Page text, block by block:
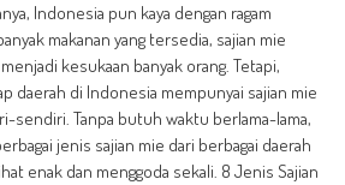
Indonesia pun kaya dengan ragam
makanan yang tersedia, sajian mie
kesukaan banyak orang. Tetapi,
daerah di Indonesia mempunyai sajian mie
sendiri. Tanpa butuh waktu berlama-lama,
jenis sajian mie dari berbagai daerah
enak dan menggoda sekali. 8 Jenis Sajian